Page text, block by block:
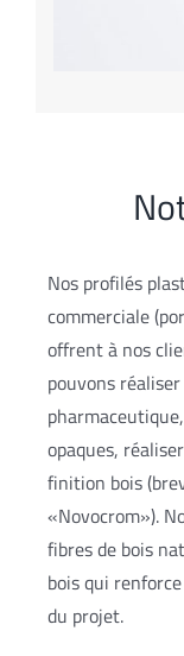
Nos profilés
commerciale
offrent à nos
pouvons
opaques,
finition bois
«Novocrom»).
fibres de bois
bois qui
du projet.